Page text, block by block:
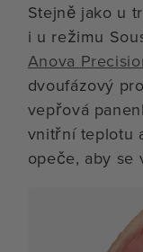
Stejně jako u
i u režimu
Anova
dvoufázový
vepřová
vnitřní teplotu
opeče, aby se